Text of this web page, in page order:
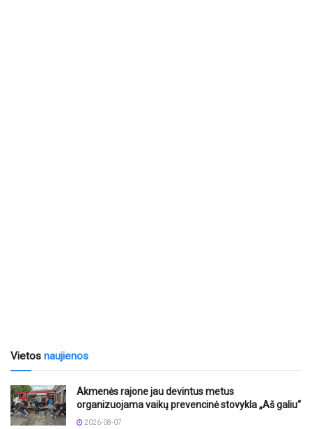
Vietos naujienos
Akmenės rajone jau devintus metus
organizuojama vaikų prevencinė stovykla „Aš galiu“
2026-08-07